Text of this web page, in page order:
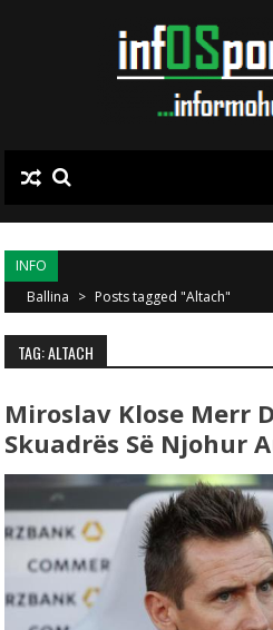
INFO
Ballina > Posts tagged "Altach"
TAG: ALTACH
Miroslav Klose Merr
Skuadrës Së Njohur